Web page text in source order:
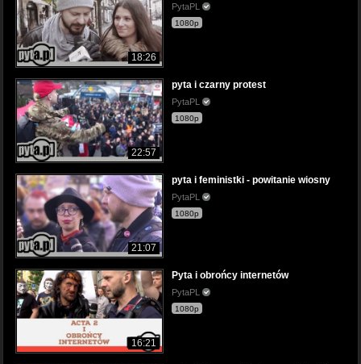
18:26
PytaPL
1080p
22:57
pyta i czarny protest
PytaPL
1080p
21:07
pyta i feministki - powitanie wiosny
PytaPL
1080p
16:21
Pyta i obrońcy internetów
PytaPL
1080p